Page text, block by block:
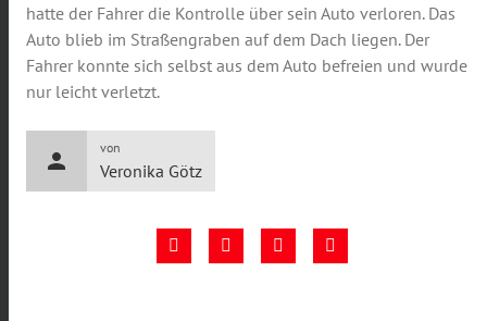
hatte der Fahrer die Kontrolle über sein Auto verloren. Das
Auto blieb im Straßengraben auf dem Dach liegen. Der
Fahrer konnte sich selbst aus dem Auto befreien und wurde
nur leicht verletzt.
person
von
Veronika Götz